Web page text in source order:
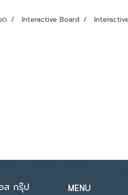
ด Interactive Board
ส กรุ๊ป
MENU